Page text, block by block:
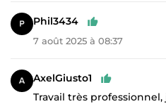
Phil3434
7 août 2025 à 08:37
AxelGiusto1
Travail très